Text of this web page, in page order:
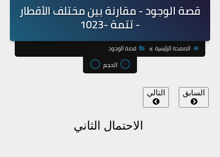
قصة الوجود - مقارنة بين مختلف الأقطار
- تتمة -1023
الصفحة الرئيسية
قصة الوجود
الحجم
السابق التالي
الاحتمال الثاني